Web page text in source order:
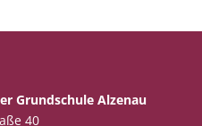
Grundschule Alzenau
40